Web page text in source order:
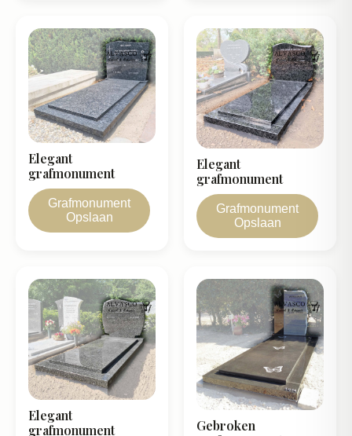
Grafmonument
Opslaan
Elegant
grafmonument
Grafmonument
Opslaan
Elegant
grafmonument
Elegant
grafmonument
Gebroken